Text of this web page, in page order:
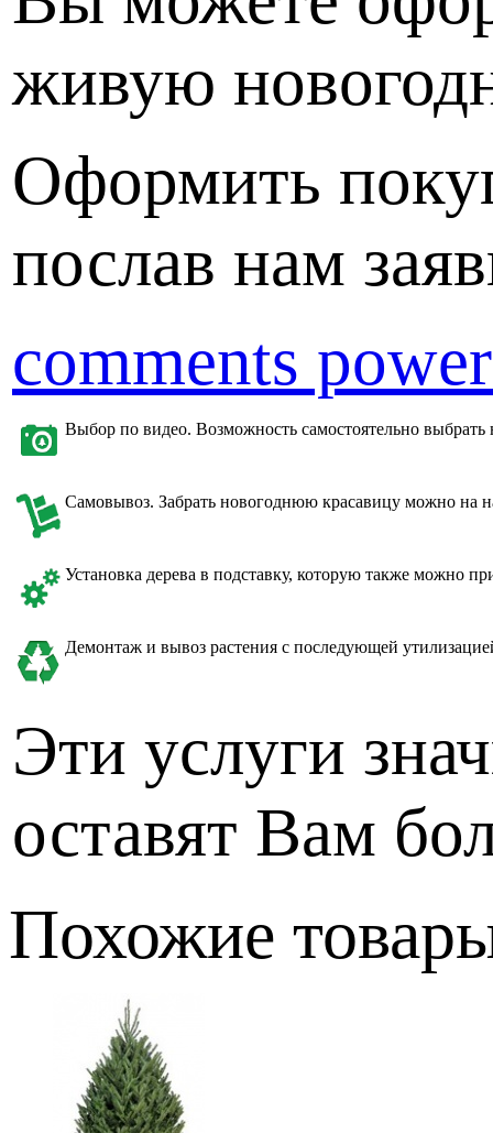
живую
Оформить
послав нам
comments
Выбор по видео. Возможность самостоятельно
Самовывоз. Забрать новогоднюю красавицу можно на
Установка дерева в подставку, которую также можно
Демонтаж и вывоз растения с последующей
Эти услуги
оставят Вам
Похожие